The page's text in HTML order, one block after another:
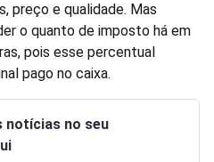
preço e qualidade. Mas
o quanto de imposto há em
pois esse percentual
pago no caixa.
notícias no seu